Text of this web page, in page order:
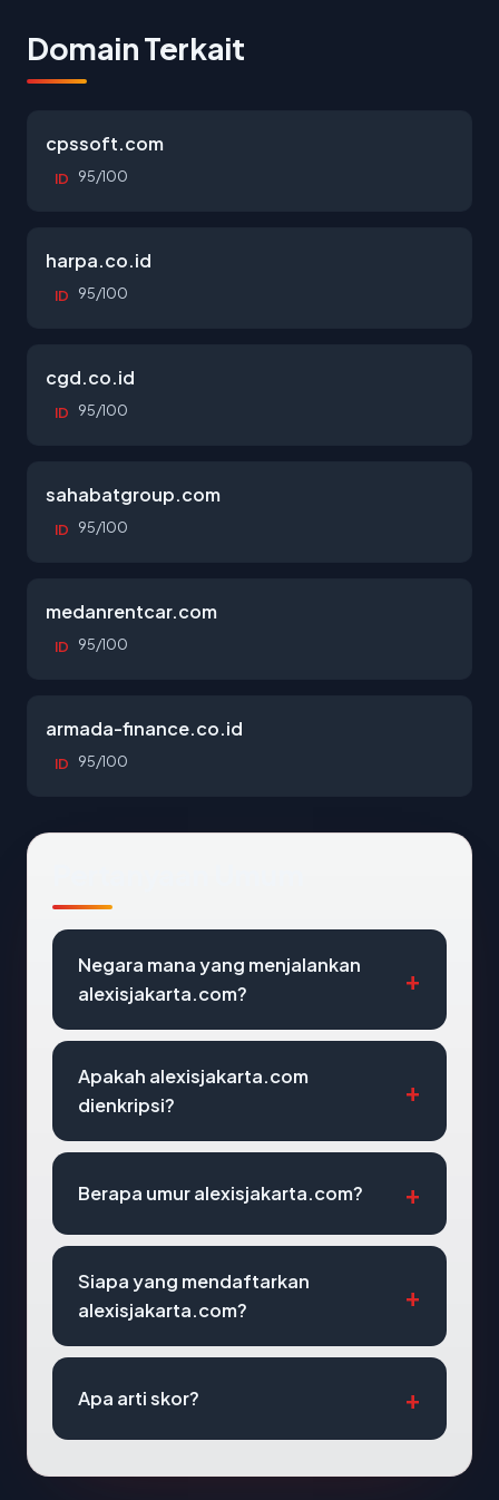
Domain Terkait
cpssoft.com
ID 95/100
harpa.co.id
ID 95/100
cgd.co.id
ID 95/100
sahabatgroup.com
ID 95/100
medanrentcar.com
ID 95/100
armada-finance.co.id
ID 95/100
Negara mana yang menjalankan
alexisjakarta.com?
Apakah alexisjakarta.com
dienkripsi?
Berapa umur alexisjakarta.com?
Siapa yang mendaftarkan
alexisjakarta.com?
Apa arti skor?